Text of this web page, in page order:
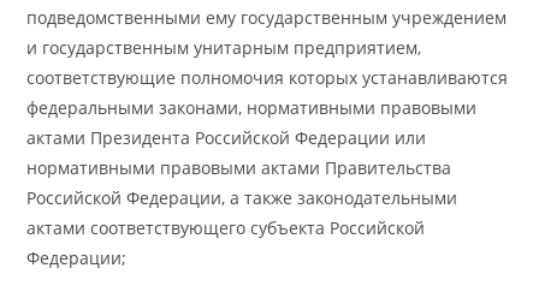
подведомственными ему государственным учреждением
и государственным унитарным предприятием,
соответствующие полномочия которых устанавливаются
федеральными законами, нормативными правовыми
актами Президента Российской Федерации или
нормативными правовыми актами Правительства
Российской Федерации, а также законодательными
актами соответствующего субъекта Российской
Федерации;